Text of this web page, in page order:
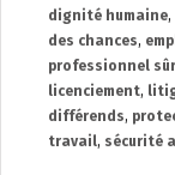
dignité humaine,
des chances,
professionnel sûr
licenciement,
différends,
travail, sécurité